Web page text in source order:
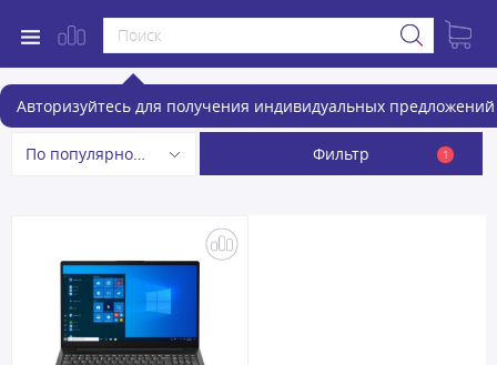
Авторизуйтесь для получения индивидуальных предложений
Ноутбуки
По популярности Фильтр 1